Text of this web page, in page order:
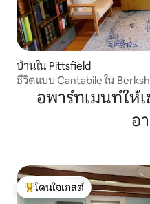
บ้านใน Pittsfield
ชีวิตแบบ Cantabile ใน
อพาร์ทเมนท์ให้
อ
โดนใจเกสต์ที่สุด
โดนใจเกสต์